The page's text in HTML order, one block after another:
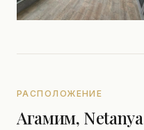
РАСПОЛОЖЕНИЕ
Агамим, Netanya